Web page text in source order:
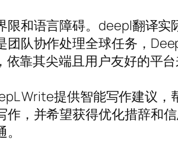
和语言障碍。deepl翻译
队协作处理全球任务，
靠其尖端且用户友好的平台
Write提供智能写作建议
，并希望获得优化措辞和